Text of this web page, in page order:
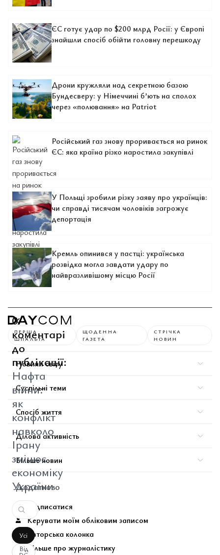
ЄС готує удар по $200 млрд Росії: у Європі
знайшли спосіб обійти головну перешкоду
Дрони кружляли над секретною базою
Бундесверу: у Німеччині б’ють на сполох
через «полювання» на Patriot
Російський газ знову проривається на ринок
ЄС: яка країна різко наростила закупівлі
У Польщі зробили різку заяву про українців:
чи справді тисячам чоловіків загрожує
депортація
Кремль опинився у пастці: українська
розвідка могла завдати удару по
найвразливішому місцю Росії
0
коментарі
до
публікації:
Нафта
війни:
як
конфлікт
навколо
Ірану
змінює
економіку
України
Усі
Від
ПЕРША
ШПАЛЬТА
ЩОДЕННА
ГАЗЕТА
СТРІЧКА
НОВИН
Новини світу
Суспільні теми
Спосіб життя
Ділова активність
Більше новин
Додатково
Підписатися
Керувати моїм обліковим записом
Авторська колонка
Більше про журналістику